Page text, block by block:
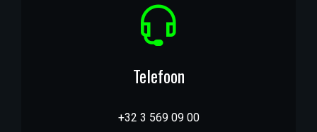
Telefoon
+32 3 569 09 00